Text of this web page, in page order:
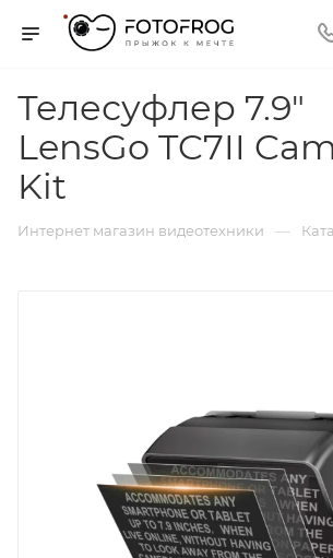
Телесуфлер 7.9"
LensGo TC7II
Kit
Интернет магазин видеотехники —